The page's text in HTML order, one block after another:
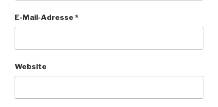
E-Mail-Adresse *
Website